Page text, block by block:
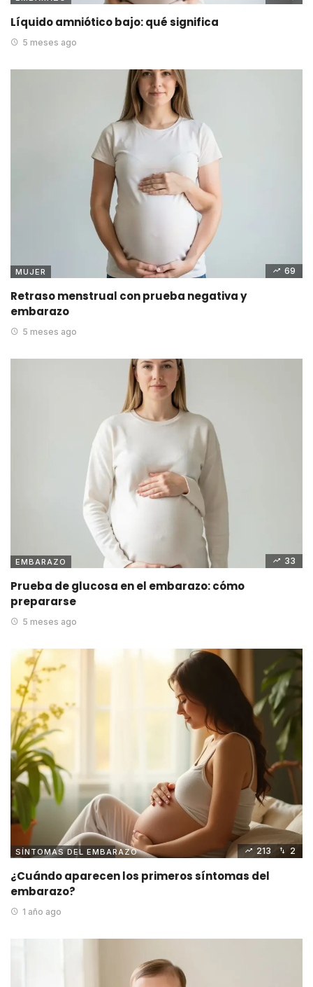
Líquido amniótico bajo: qué significa
5 meses ago
MUJER 69
Retraso menstrual con prueba negativa y
embarazo
5 meses ago
EMBARAZO 33
Prueba de glucosa en el embarazo: cómo
prepararse
5 meses ago
SÍNTOMAS DEL EMBARAZO 213 2
¿Cuándo aparecen los primeros síntomas del
embarazo?
1 año ago